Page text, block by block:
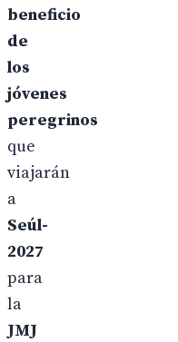
beneficio
de
los
jóvenes
peregrinos
que
viajarán
a
Seúl-
2027
para
la
JMJ